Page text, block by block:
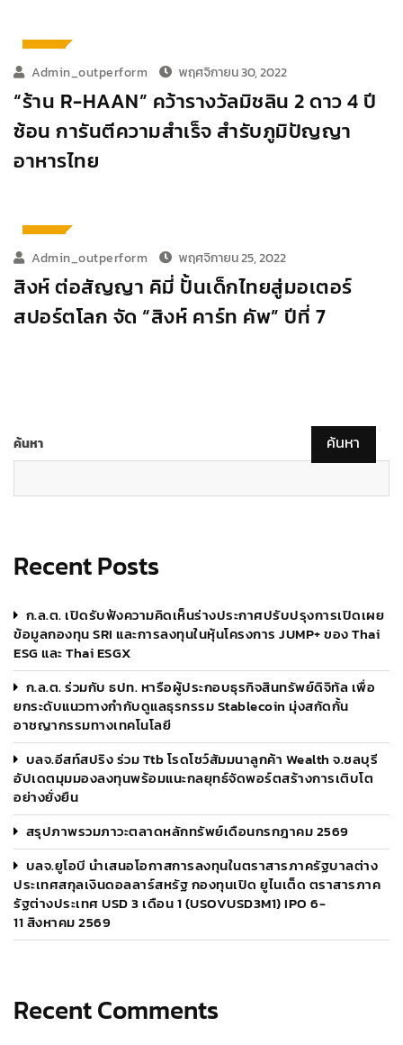
ตลาด
Admin_outperform พฤศจิกายน 30, 2022
“ร้าน R-HAAN” คว้ารางวัลมิชลิน 2 ดาว 4 ปี
ซ้อน การันตีความสำเร็จ สำรับภูมิปัญญา
อาหารไทย
ตลาด
Admin_outperform พฤศจิกายน 25, 2022
สิงห์ ต่อสัญญา คิมี่ ปั้นเด็กไทยสู่มอเตอร์
สปอร์ตโลก จัด “สิงห์ คาร์ท คัพ” ปีที่ 7
ค้นหา ค้นหา
Recent Posts
ก.ล.ต. เปิดรับฟังความคิดเห็นร่างประกาศปรับปรุงการเปิดเผย
ข้อมูลกองทุน SRI และการลงทุนในหุ้นโครงการ JUMP+ ของ Thai
ESG และ Thai ESGX
ก.ล.ต. ร่วมกับ ธปท. หารือผู้ประกอบธุรกิจสินทรัพย์ดิจิทัล เพื่อ
ยกระดับแนวทางกำกับดูแลธุรกรรม Stablecoin มุ่งสกัดกั้น
อาชญากรรมทางเทคโนโลยี
บลจ.อีสท์สปริง ร่วม Ttb โรดโชว์สัมมนาลูกค้า Wealth จ.ชลบุรี
อัปเดตมุมมองลงทุนพร้อมแนะกลยุทธ์จัดพอร์ตสร้างการเติบโต
อย่างยั่งยืน
สรุปภาพรวมภาวะตลาดหลักทรัพย์เดือนกรกฎาคม 2569
บลจ.ยูโอบี นำเสนอโอกาสการลงทุนในตราสารภาครัฐบาลต่าง
ประเทศสกุลเงินดอลลาร์สหรัฐ กองทุนเปิด ยูไนเต็ด ตราสารภาค
รัฐต่างประเทศ USD 3 เดือน 1 (USOVUSD3M1) IPO 6-
11 สิงหาคม 2569
Recent Comments